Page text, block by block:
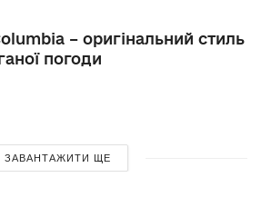
– оригінальний стиль
погоди
ЗАВАНТАЖИТИ ЩЕ